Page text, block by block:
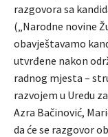
razgovora sa
(„Narodne novine
obavještavamo
utvrđene nakon
radnog mjesta –
razvojem u Uredu
Azra Bačinović,
da će se razgovor